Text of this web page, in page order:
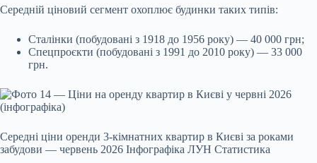
Середній ціновий сегмент охоплює будинки таких типів:
Сталінки (побудовані з 1918 до 1956 року) — 40 000 грн;
Спецпроєкти (побудовані з 1991 до 2010 року) — 33 000
грн.
Середні ціни оренди 3-кімнатних квартир в Києві за роками
забудови — червень 2026 Інфографіка ЛУН Статистика